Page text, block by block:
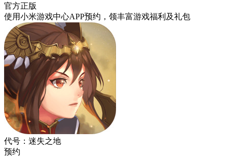
官方正版
使用小米游戏中心APP预约 ，领丰富游戏福利 及礼包
代号：迷失之地
预约